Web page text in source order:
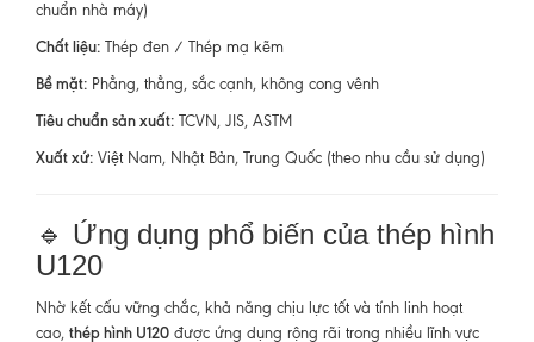
chuẩn nhà máy)
Chất liệu: Thép đen / Thép mạ kẽm
Bề mặt: Phẳng, thẳng, sắc cạnh, không cong vênh
Tiêu chuẩn sản xuất: TCVN, JIS, ASTM
Xuất xứ: Việt Nam, Nhật Bản, Trung Quốc (theo nhu cầu sử dụng)
🔹 Ứng dụng phổ biến của thép hình
U120
Nhờ kết cấu vững chắc, khả năng chịu lực tốt và tính linh hoạt
cao, thép hình U120 được ứng dụng rộng rãi trong nhiều lĩnh vực